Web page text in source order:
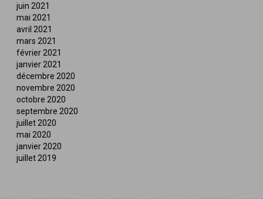
juin 2021
mai 2021
avril 2021
mars 2021
février 2021
janvier 2021
décembre 2020
novembre 2020
octobre 2020
septembre 2020
juillet 2020
mai 2020
janvier 2020
juillet 2019